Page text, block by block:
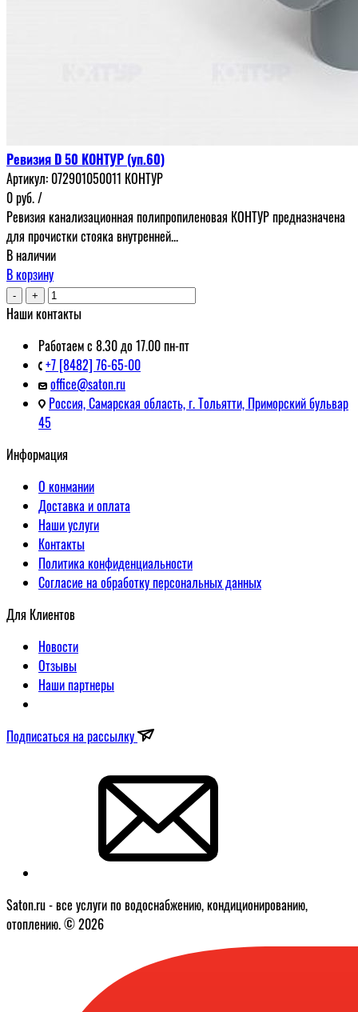
Ревизия D 50 КОНТУР (уп.60)
Артикул: 072901050011 КОНТУР
0руб./
Ревизия канализационная полипропиленовая КОНТУР предназначена
для прочистки стояка внутренней...
В наличии
В корзину
- +
Наши контакты
Работаем с 8.30 до 17.00 пн-пт
+7 [8482] 76-65-00
office@saton.ru
Россия, Самарская область, г. Тольятти, Приморский бульвар
45
Информация
О конмании
Доставка и оплата
Наши услуги
Контакты
Политика конфиденциальности
Согласие на обработку персональных данных
Для Клиентов
Новости
Отзывы
Наши партнеры
Подписаться на рассылку
Saton.ru - все услуги по водоснабжению, кондиционированию,
отоплению. © 2026